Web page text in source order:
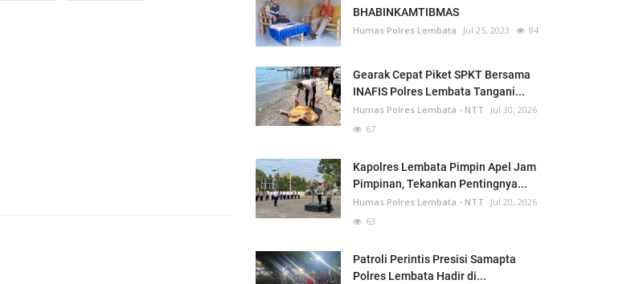
BHABINKAMTIBMAS
Humas Polres Lembata Jul 25, 2023 84
Gearak Cepat Piket SPKT Bersama
INAFIS Polres Lembata Tangani...
Humas Polres Lembata - NTT
Jul 30, 2026
67
Kapolres Lembata Pimpin Apel Jam
Pimpinan, Tekankan Pentingnya...
Humas Polres Lembata - NTT
Jul 20, 2026
63
Patroli Perintis Presisi Samapta
Polres Lembata Hadir di...